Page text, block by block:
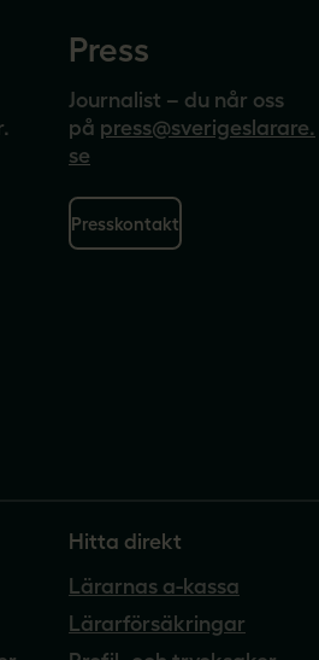
Press
Journalist – du når oss
på press@sverigeslarare.
se
Presskontakt
Hitta direkt
Lärarnas a-kassa
Lärarförsäkringar